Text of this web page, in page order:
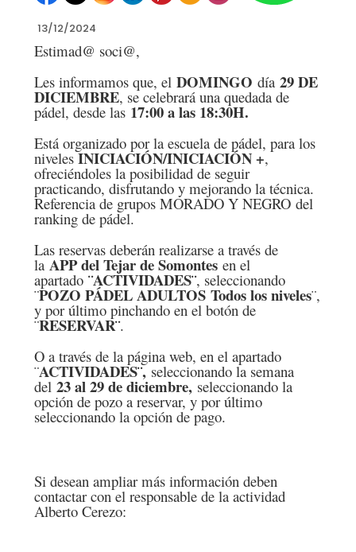
13/12/2024
Estimad@ soci@,
Les informamos que, elDOMINGOdía29 DE
DICIEMBRE, se celebrará una quedada de
pádel, desde las 17:00 a las 18:30H.
Está organizado por la escuela de pádel, para los
nivelesINICIACIÓN/INICIACIÓN +,
ofreciéndoles la posibilidad de seguir
practicando, disfrutando y mejorando la técnica.
Referencia de grupos MORADO Y NEGRO del
ranking de pádel.
Las reservas deberán realizarse a través de
laAPP del Tejar de Somontes en el
apartado¨ACTIVIDADES¨, seleccionando
¨POZO PÁDEL ADULTOS Todos los niveles¨,
y por último pinchando en el botón de
¨RESERVAR¨.
O a través de la página web, en el apartado
¨ACTIVIDADES¨, seleccionando la semana
del23 al 29 de diciembre, seleccionando la
opción de pozo a reservar, y por último
seleccionando la opción de pago.
Si desean ampliar más información deben
contactar con el responsable de la actividad
Alberto Cerezo: